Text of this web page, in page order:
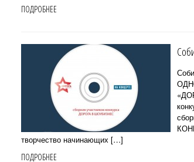
ПОДРОБНЕЕ
творчество начинающих […]
ПОДРОБНЕЕ